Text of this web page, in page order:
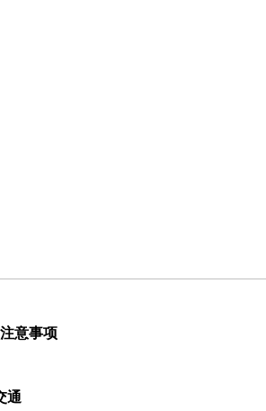
意事项
通